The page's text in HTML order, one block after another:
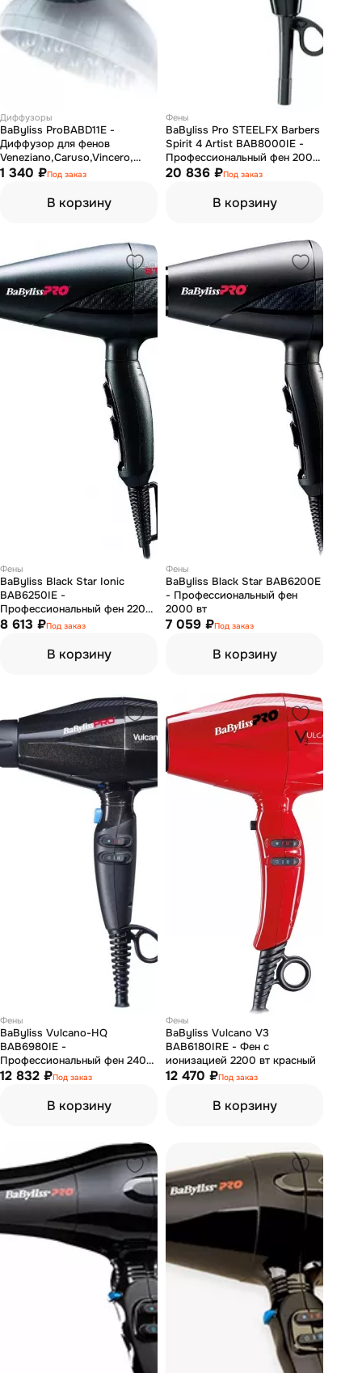
Диффузоры
BaByliss ProBABD11E -
Диффузор для фенов
Veneziano,Caruso,Vincero,
Tiziano
1 340 ₽Под заказ
В корзину
Фены
BaByliss Pro STEELFX Barbers
Spirit 4 Artist BAB8000IE -
Профессиональный фен 2000
вт стальной
20 836 ₽Под заказ
В корзину
Фены
BaByliss Black Star Ionic
BAB6250IE -
Профессиональный фен 2200
вт
8 613 ₽Под заказ
В корзину
Фены
BaByliss Black Star BAB6200E
- Профессиональный фен
2000 вт
7 059 ₽Под заказ
В корзину
Фены
BaByliss Vulcano-HQ
BAB6980IE -
Профессиональный фен 2400
вт
12 832 ₽Под заказ
В корзину
Фены
BaByliss Vulcano V3
BAB6180IRE - Фен с
ионизацией 2200 вт красный
12 470 ₽Под заказ
В корзину